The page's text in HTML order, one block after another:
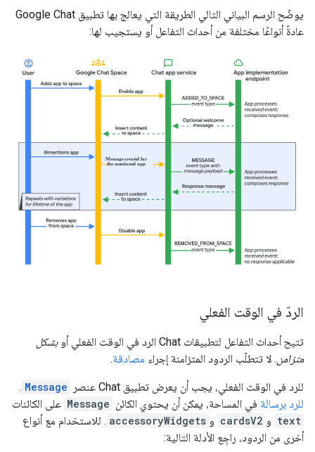
يوضّح الرسم البياني التالي الطريقة التي يعالج بها تطبيق Google Chat
عادةً أنواعًا مختلفة من أحداث التفاعل أو يستجيب لها:
الردّ في الوقت الفعلي
تتيح أحداث التفاعل لتطبيقات Chat الرد في الوقت الفعلي أو
بشكل
متزامن. لا تتطلّب الردود المتزامنة إجراء مصادقة.
للرد في الوقت الفعلي، يجب أن يعرض تطبيق Chat عنصر Message
.
للرد برسالة في المساحة، يمكن أن يحتوي الكائن Message على الكائنات
text و cardsV2 و accessoryWidgets . للاستخدام مع أنواع
أخرى من الردود، راجِع الأدلة التالية: